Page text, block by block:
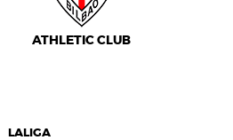
ATHLETIC CLUB
LALIGA